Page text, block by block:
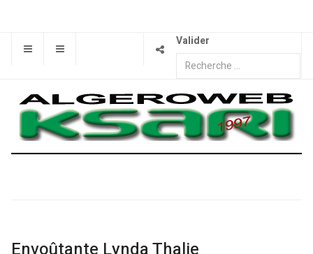
Valider